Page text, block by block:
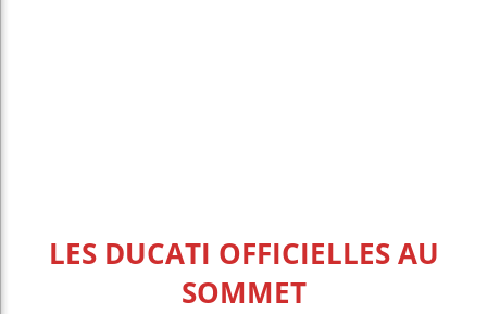
LES DUCATI OFFICIELLES AU
SOMMET